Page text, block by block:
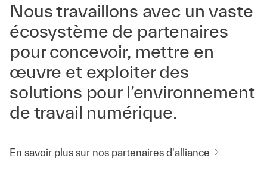
Nous travaillons avec un vaste
écosystème de partenaires
pour concevoir, mettre en
œuvre et exploiter des
solutions pour l’environnement
de travail numérique.
En savoir plus sur nos partenaires d'alliance